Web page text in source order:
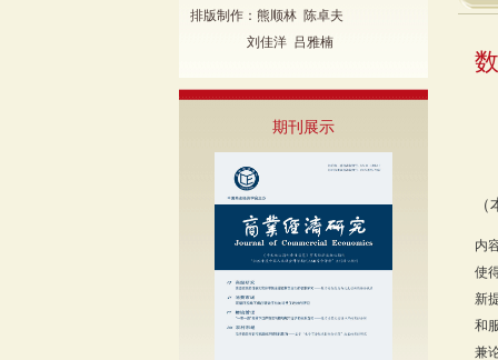
排版制作：熊顺林 陈卓夫
刘佳洋 吕雅楠
期刊展示
内
使
新
和
兼